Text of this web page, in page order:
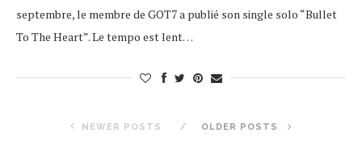
septembre, le membre de GOT7 a publié son single solo “Bullet
To The Heart”. Le tempo est lent…
NEWER POSTS OLDER POSTS